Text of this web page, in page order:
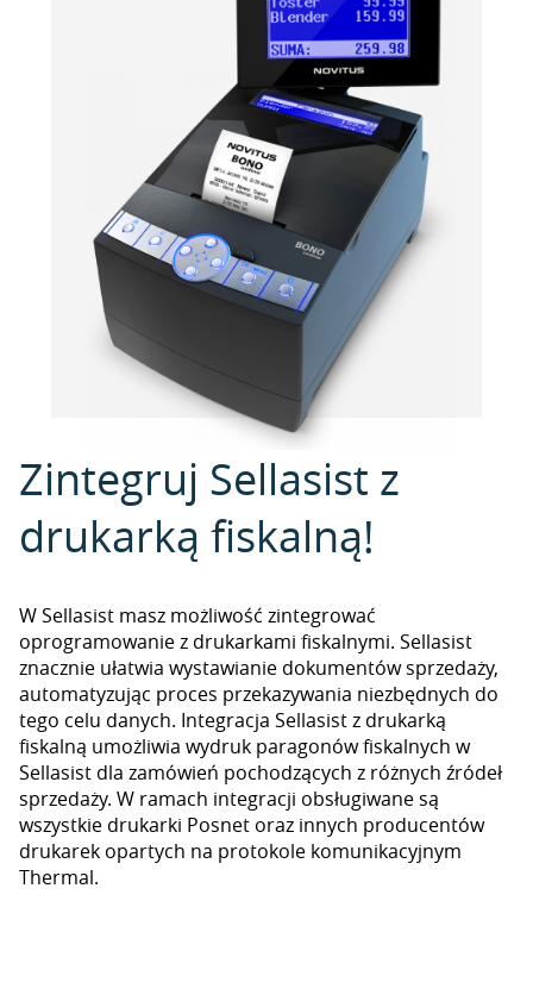
Zintegruj Sellasist z
drukarką fiskalną!
W Sellasist masz możliwość zintegrować
oprogramowanie z drukarkami fiskalnymi. Sellasist
znacznie ułatwia wystawianie dokumentów sprzedaży,
automatyzując proces przekazywania niezbędnych do
tego celu danych. Integracja Sellasist z drukarką
fiskalną umożliwia wydruk paragonów fiskalnych w
Sellasist dla zamówień pochodzących z różnych źródeł
sprzedaży. W ramach integracji obsługiwane są
wszystkie drukarki Posnet oraz innych producentów
drukarek opartych na protokole komunikacyjnym
Thermal.